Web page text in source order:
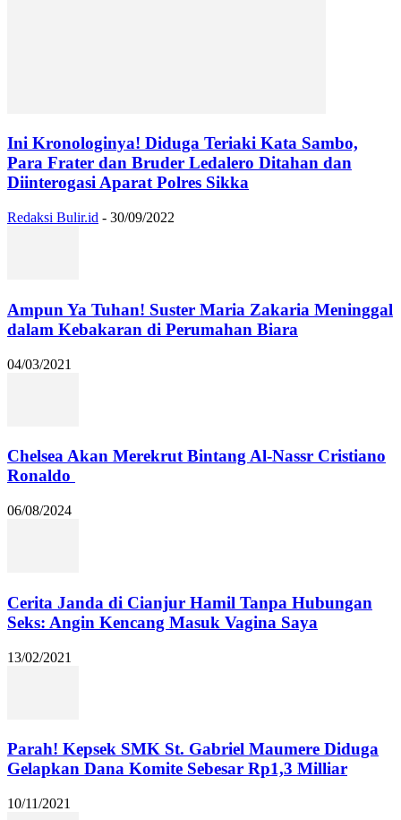
Ini Kronologinya! Diduga Teriaki Kata Sambo,
Para Frater dan Bruder Ledalero Ditahan dan
Diinterogasi Aparat Polres Sikka
Redaksi Bulir.id - 30/09/2022
Ampun Ya Tuhan! Suster Maria Zakaria Meninggal
dalam Kebakaran di Perumahan Biara
04/03/2021
Chelsea Akan Merekrut Bintang Al-Nassr Cristiano
Ronaldo
06/08/2024
Cerita Janda di Cianjur Hamil Tanpa Hubungan
Seks: Angin Kencang Masuk Vagina Saya
13/02/2021
Parah! Kepsek SMK St. Gabriel Maumere Diduga
Gelapkan Dana Komite Sebesar Rp1,3 Milliar
10/11/2021